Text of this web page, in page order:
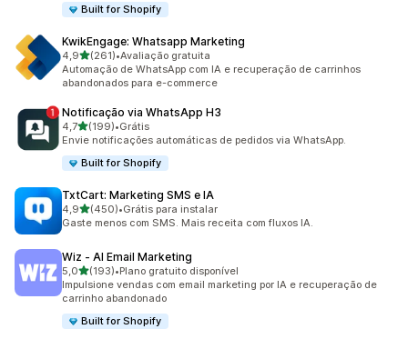
Built for Shopify
KwikEngage: Whatsapp Marketing
4,9de 5 estrelas
(261)
261 avaliações ao todo
•Avaliação gratuita
Automação de WhatsApp com IA e recuperação de carrinhos
abandonados para e-commerce
Notificação via WhatsApp H3
4,7de 5 estrelas
(199)
199 avaliações ao todo
•Grátis
Envie notificações automáticas de pedidos via WhatsApp.
Built for Shopify
TxtCart: Marketing SMS e IA
4,9de 5 estrelas
(450)
450 avaliações ao todo
•Grátis para instalar
Gaste menos com SMS. Mais receita com fluxos IA.
Wiz ‑ AI Email Marketing
5,0de 5 estrelas
(193)
193 avaliações ao todo
•Plano gratuito disponível
Impulsione vendas com email marketing por IA e recuperação de
carrinho abandonado
Built for Shopify